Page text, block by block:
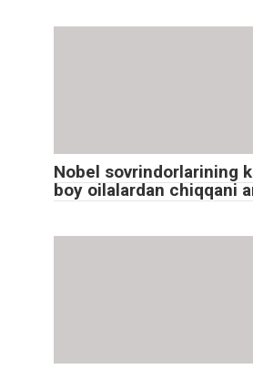
Nobel sovrindorlarining
boy oilalardan chiqqani